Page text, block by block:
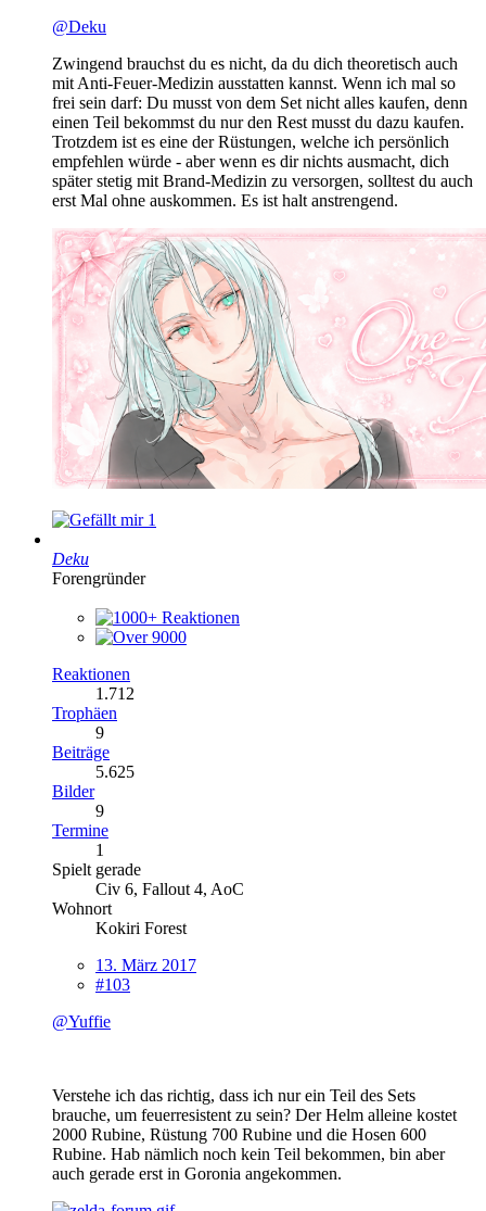
@Deku
Zwingend brauchst du es nicht, da du dich theoretisch auch
mit Anti-Feuer-Medizin ausstatten kannst. Wenn ich mal so
frei sein darf: Du musst von dem Set nicht alles kaufen, denn
einen Teil bekommst du nur den Rest musst du dazu kaufen.
Trotzdem ist es eine der Rüstungen, welche ich persönlich
empfehlen würde - aber wenn es dir nichts ausmacht, dich
später stetig mit Brand-Medizin zu versorgen, solltest du auch
erst Mal ohne auskommen. Es ist halt anstrengend.
1
Deku
Forengründer
Reaktionen
1.712
Trophäen
9
Beiträge
5.625
Bilder
9
Termine
1
Spielt gerade
Civ 6, Fallout 4, AoC
Wohnort
Kokiri Forest
13. März 2017
#103
@Yuffie
Verstehe ich das richtig, dass ich nur ein Teil des Sets
brauche, um feuerresistent zu sein? Der Helm alleine kostet
2000 Rubine, Rüstung 700 Rubine und die Hosen 600
Rubine. Hab nämlich noch kein Teil bekommen, bin aber
auch gerade erst in Goronia angekommen.